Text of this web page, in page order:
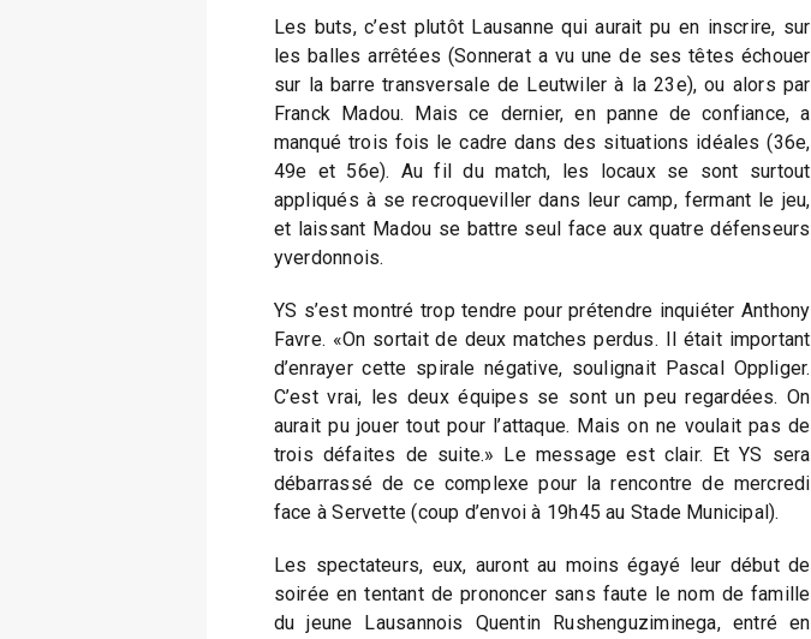
Les buts, c’est plutôt Lausanne qui aurait pu en inscrire, sur
les balles arrêtées (Sonnerat a vu une de ses têtes échouer
sur la barre transversale de Leutwiler à la 23e), ou alors par
Franck Madou. Mais ce dernier, en panne de confiance, a
manqué trois fois le cadre dans des situations idéales (36e,
49e et 56e). Au fil du match, les locaux se sont surtout
appliqués à se recroqueviller dans leur camp, fermant le jeu,
et laissant Madou se battre seul face aux quatre défenseurs
yverdonnois.
YS s’est montré trop tendre pour prétendre inquiéter Anthony
Favre. «On sortait de deux matches perdus. Il était important
d’enrayer cette spirale négative, soulignait Pascal Oppliger.
C’est vrai, les deux équipes se sont un peu regardées. On
aurait pu jouer tout pour l’attaque. Mais on ne voulait pas de
trois défaites de suite.» Le message est clair. Et YS sera
débarrassé de ce complexe pour la rencontre de mercredi
face à Servette (coup d’envoi à 19h45 au Stade Municipal).
Les spectateurs, eux, auront au moins égayé leur début de
soirée en tentant de prononcer sans faute le nom de famille
du jeune Lausannois Quentin Rushenguziminega, entré en